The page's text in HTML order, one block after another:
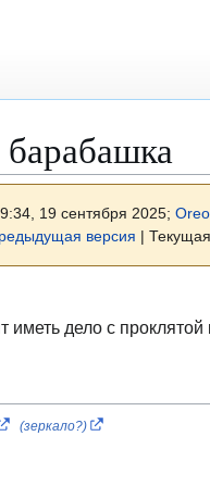
19 сентября 2025;
версия |
иметь дело с проклятой
(зеркало?)